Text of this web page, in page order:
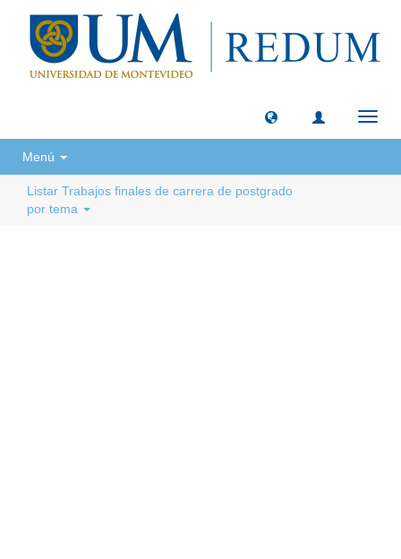
Menú
Listar Trabajos finales de carrera de postgrado
por tema